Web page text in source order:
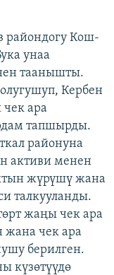
райондогу Кош-
унаа
таанышты.
Кербен
ара
тапшырды.
районуна
активи менен
жүрүшү жана
талкууланды.
жаңы чек ара
жана чек ара
берилген.
күзөтүүдө